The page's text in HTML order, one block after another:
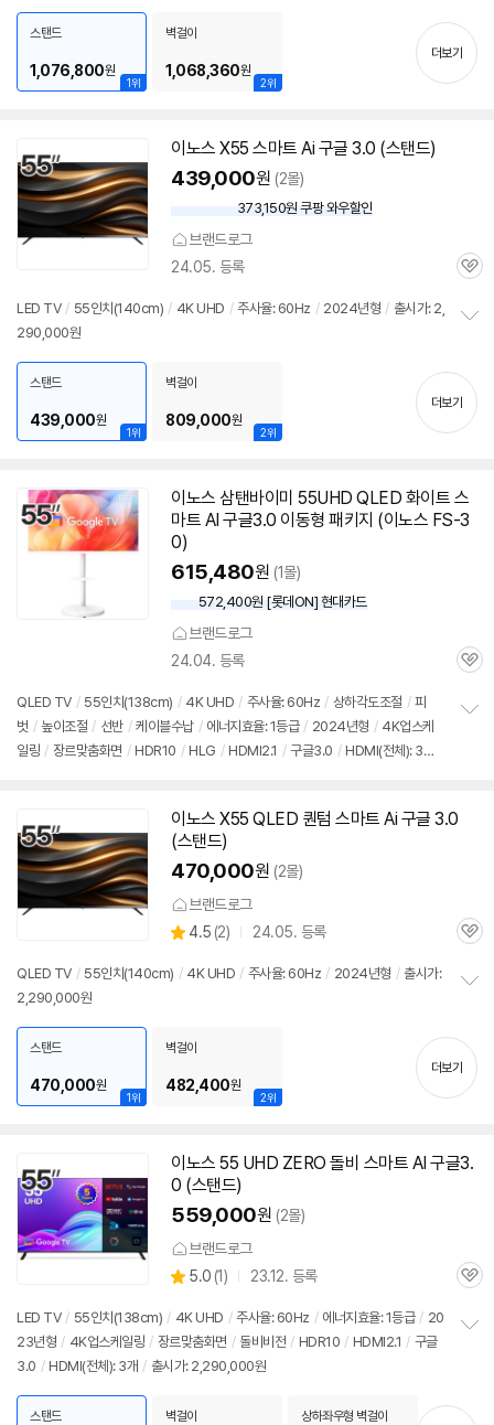
기
1위
스탠드
1,076,800원
2위
벽걸이
1,068,360원
더보기
이노스 X55 스마트 Ai 구글 3.0 (스탠드)
439,000원 (2몰)
우
할
인
373,150원 쿠팡 와우할인
브랜드로그
24.05. 등록
관
LED TV / 55인치 (140cm) / 4K UHD / 주사율: 60Hz / 2024년형 / 출시가: 2,
290,000원
치
기
1위
스탠드
439,000원
2위
벽걸이
809,000원
더보기
이노스 삼탠바이미 55UHD QLED 화이트 스
마트 AI 구글3.0 이동형 패키지 (이노스 FS-3
0)
615,480원 (1몰)
572,400원 [롯데ON] 현대카드
브랜드로그
24.04. 등록
관
QLED TV / 55인치 (138cm) / 4K UHD / 주사율: 60Hz / 상하각도조절 / 피
벗 / 높이조절 / 선반 / 케이블수납 / 에너지효율: 1등급 / 2024년형 / 4K업스케
일링 / 장르맞춤화면 / HDR10 / HLG / HDMI2.1 / 구글3.0 / HDMI(전체): 3개
이노스 X55 QLED 퀀텀 스마트 Ai 구글 3.0
(스탠드)
470,000원 (2몰)
브랜드로그
별
점
4.5 (상
리
2) 24.05. 등록
관
QLED TV / 55인치 (140cm) / 4K UHD / 주사율: 60Hz / 2024년형 / 출시가:
2,290,000원
치
기
1위
스탠드
470,000원
2위
벽걸이
482,400원
더보기
이노스 55 UHD ZERO 돌비 스마트 AI 구글3.
0 (스탠드)
559,000원 (2몰)
브랜드로그
별
점
5.0 (상
리
뷰
1) 23.12. 등록
관
LED TV / 55인치 (138cm) / 4K UHD / 주사율: 60Hz / 에너지효율: 1등급 / 20
23년형 / 4K업스케일링 / 장르맞춤화면 / 돌비비전 / HDR10 / HDMI2.1 / 구글
3.0 / HDMI(전체): 3개 / 출시가: 2,290,000원
스탠드 벽걸이 상하좌우형 벽걸이